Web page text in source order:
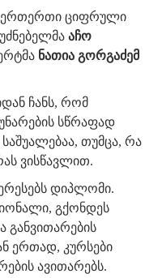
ერთერთი ციფრული
აჩო
ნათია გორგაძემ
ჩანს, რომ
სწრაფად
თუმცა, რა
ვისწავლით.
დიპლომი.
გქონდეს
განვითარების
ერთად, კურსები
ავითარებს.